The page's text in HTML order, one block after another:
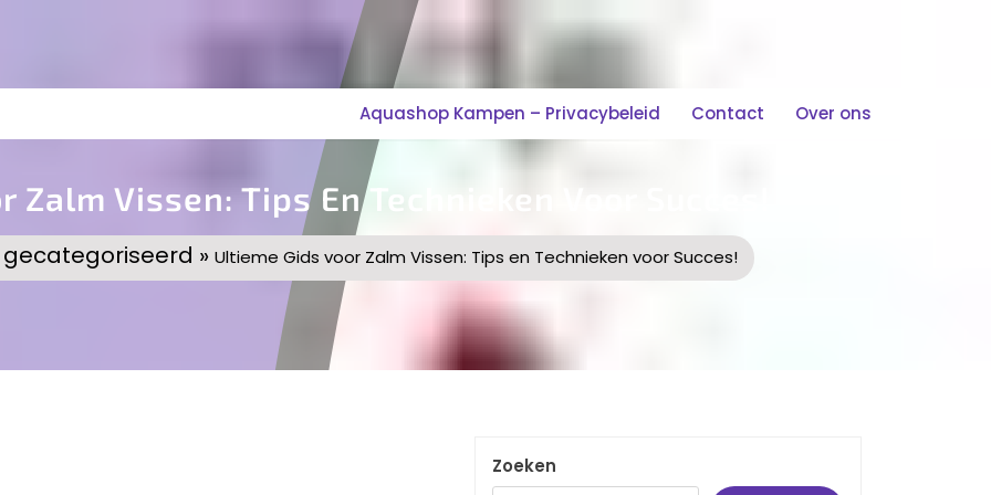
Aquashop Kampen – Privacybeleid Contact Over ons
Zalm Vissen: Tips En Technieken Voor Succes!
» Ultieme Gids voor Zalm Vissen: Tips en Technieken voor Succes!
Zoeken